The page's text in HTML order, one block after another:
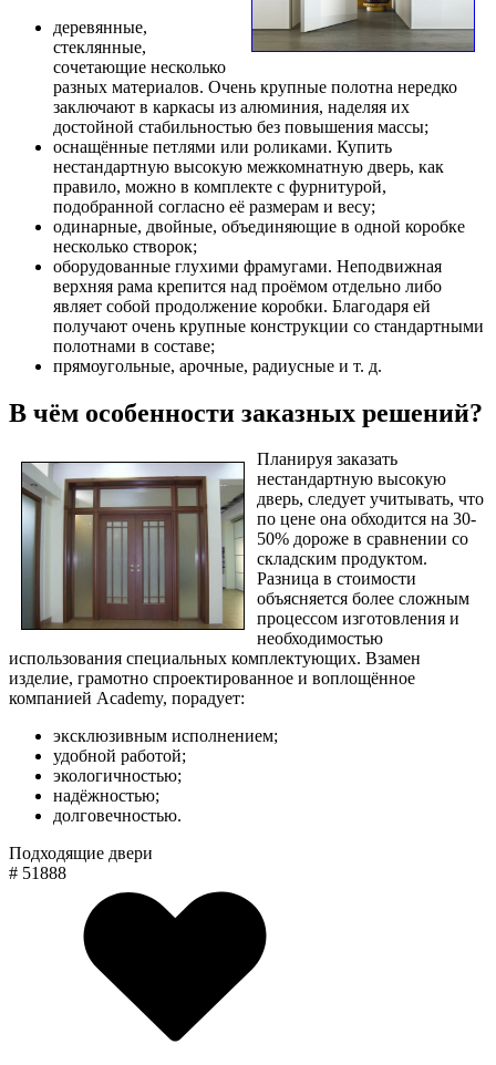
деревянные,
стеклянные,
сочетающие несколько
разных материалов. Очень крупные полотна нередко
заключают в каркасы из алюминия, наделяя их
достойной стабильностью без повышения массы;
оснащённые петлями или роликами. Купить
нестандартную высокую межкомнатную дверь, как
правило, можно в комплекте с фурнитурой,
подобранной согласно её размерам и весу;
одинарные, двойные, объединяющие в одной коробке
несколько створок;
оборудованные глухими фрамугами. Неподвижная
верхняя рама крепится над проёмом отдельно либо
являет собой продолжение коробки. Благодаря ей
получают очень крупные конструкции со стандартными
полотнами в составе;
прямоугольные, арочные, радиусные и т. д.
В чём особенности заказных решений?
Планируя заказать
нестандартную высокую
дверь, следует учитывать, что
по цене она обходится на 30-
50% дороже в сравнении со
складским продуктом.
Разница в стоимости
объясняется более сложным
процессом изготовления и
необходимостью
использования специальных комплектующих. Взамен
изделие, грамотно спроектированное и воплощённое
компанией Academy, порадует:
эксклюзивным исполнением;
удобной работой;
экологичностью;
надёжностью;
долговечностью.
Подходящие двери
# 51888